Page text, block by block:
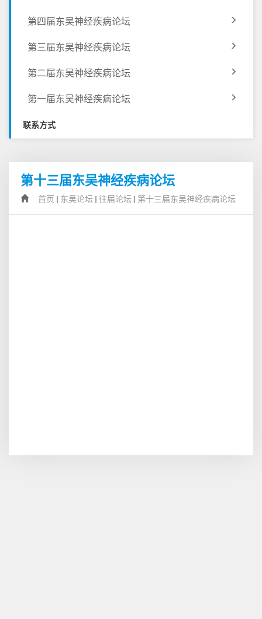
第四届东吴神经疾病论坛
第三届东吴神经疾病论坛
第二届东吴神经疾病论坛
第一届东吴神经疾病论坛
联系方式
第十三届东吴神经疾病论坛
首页 东吴论坛 往届论坛 第十三届东吴神经疾病论坛